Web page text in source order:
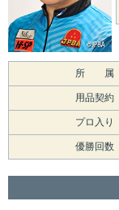
所 属
用品契約
プロ入り
優勝回数